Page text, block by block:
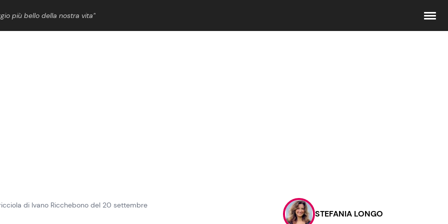
più bello della nostra vita”
Contattaci
Pubblicità
di Ivano Ricchebono del 20 settembre
STEFANIA LONGO